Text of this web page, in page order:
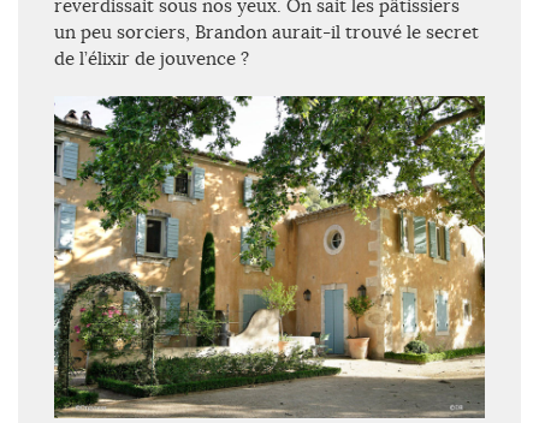
reverdissait sous nos yeux. On sait les pâtissiers
un peu sorciers, Brandon aurait-il trouvé le secret
de l’élixir de jouvence ?